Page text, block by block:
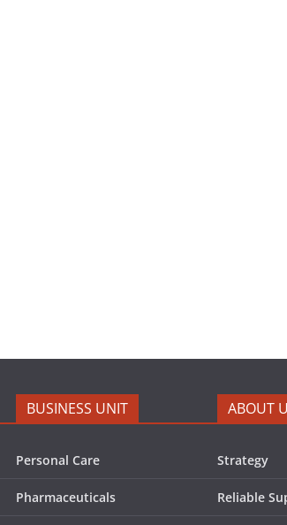
BUSINESS UNIT
Personal Care
Pharmaceuticals
ABOUT
Strategy
Reliable